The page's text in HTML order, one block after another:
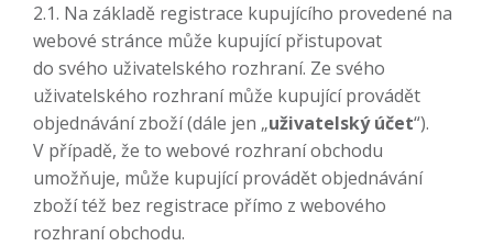
2.1. Na základě registrace kupujícího provedené na
webové stránce může kupující přistupovat
do svého uživatelského rozhraní. Ze svého
uživatelského rozhraní může kupující provádět
objednávání zboží (dále jen „uživatelský účet“).
V případě, že to webové rozhraní obchodu
umožňuje, může kupující provádět objednávání
zboží též bez registrace přímo z webového
rozhraní obchodu.